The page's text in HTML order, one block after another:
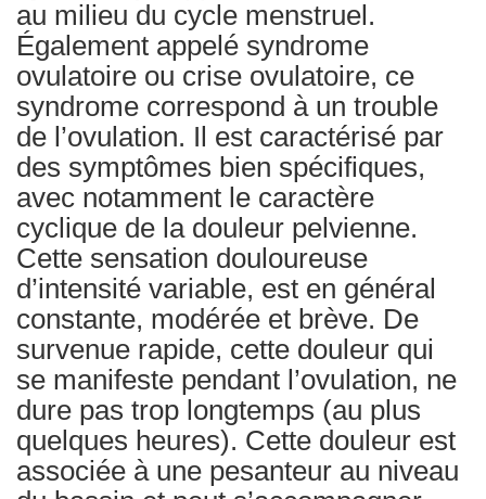
au milieu du cycle menstruel.
Également appelé syndrome
ovulatoire ou crise ovulatoire, ce
syndrome correspond à un trouble
de l’ovulation. Il est caractérisé par
des symptômes bien spécifiques,
avec notamment le caractère
cyclique de la douleur pelvienne.
Cette sensation douloureuse
d’intensité variable, est en général
constante, modérée et brève. De
survenue rapide, cette douleur qui
se manifeste pendant l’ovulation, ne
dure pas trop longtemps (au plus
quelques heures). Cette douleur est
associée à une pesanteur au niveau